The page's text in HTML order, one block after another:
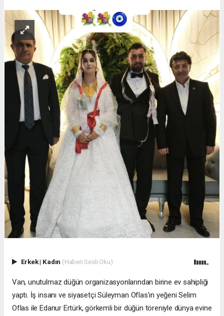
Erkek| Kadın (Haberi Sesli Oku)
Van, unutulmaz düğün organizasyonlarından birine ev sahipliği
yaptı. İş insanı ve siyasetçi Süleyman Oflas'ın yeğeni Selim
Oflas ile Edanur Ertürk, görkemli bir düğün töreniyle dünya evine